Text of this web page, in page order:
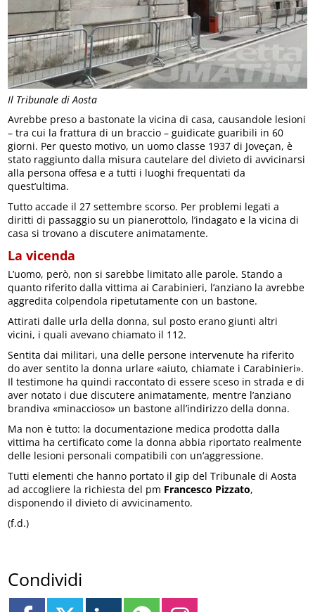
Il Tribunale di Aosta
Avrebbe preso a bastonate la vicina di casa, causandole lesioni
– tra cui la frattura di un braccio – guidicate guaribili in 60
giorni. Per questo motivo, un uomo classe 1937 di Joveçan, è
stato raggiunto dalla misura cautelare del divieto di avvicinarsi
alla persona offesa e a tutti i luoghi frequentati da
quest’ultima.
Tutto accade il 27 settembre scorso. Per problemi legati a
diritti di passaggio su un pianerottolo, l’indagato e la vicina di
casa si trovano a discutere animatamente.
La vicenda
L’uomo, però, non si sarebbe limitato alle parole. Stando a
quanto riferito dalla vittima ai Carabinieri, l’anziano la avrebbe
aggredita colpendola ripetutamente con un bastone.
Attirati dalle urla della donna, sul posto erano giunti altri
vicini, i quali avevano chiamato il 112.
Sentita dai militari, una delle persone intervenute ha riferito
do aver sentito la donna urlare «aiuto, chiamate i Carabinieri».
Il testimone ha quindi raccontato di essere sceso in strada e di
aver notato i due discutere animatamente, mentre l’anziano
brandiva «minaccioso» un bastone all’indirizzo della donna.
Ma non è tutto: la documentazione medica prodotta dalla
vittima ha certificato come la donna abbia riportato realmente
delle lesioni personali compatibili con un’aggressione.
Tutti elementi che hanno portato il gip del Tribunale di Aosta
ad accogliere la richiesta del pm Francesco Pizzato,
disponendo il divieto di avvicinamento.
(f.d.)
Condividi